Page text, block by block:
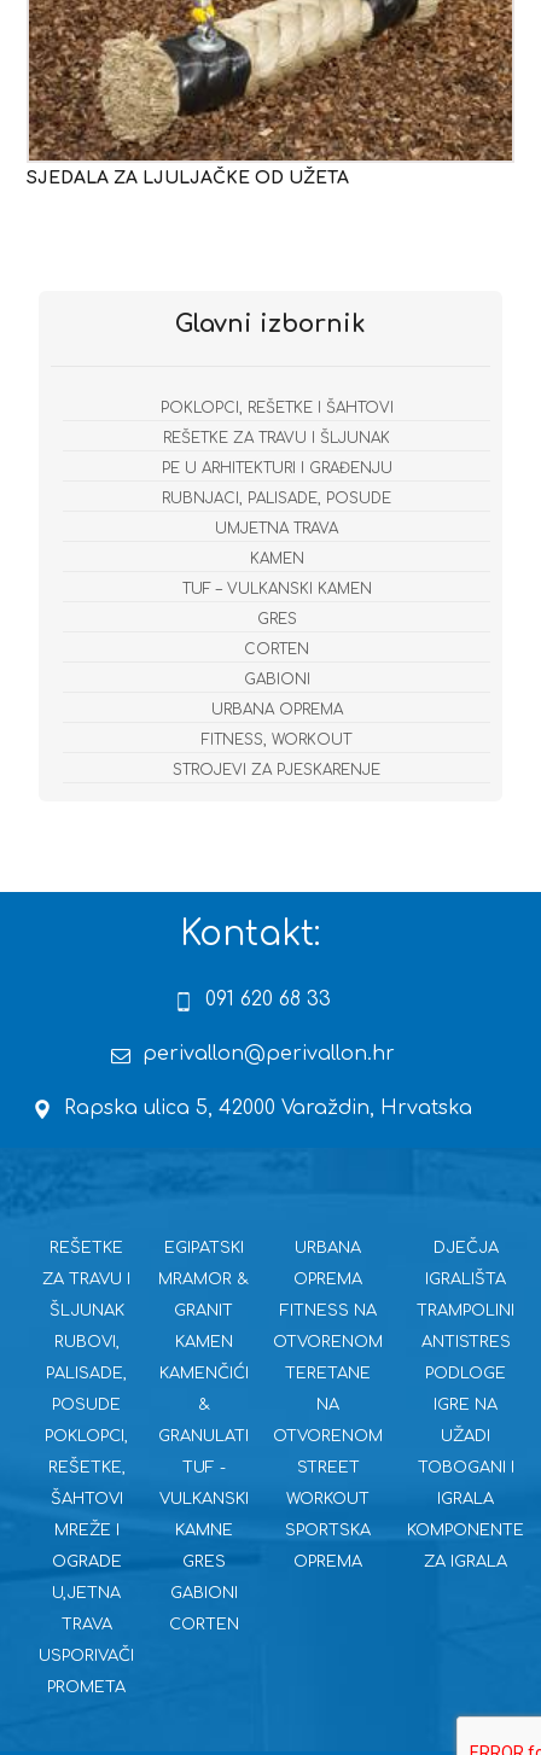
SJEDALA ZA LJULJAČKE OD UŽETA
Glavni izbornik
POKLOPCI, REŠETKE I ŠAHTOVI
REŠETKE ZA TRAVU I ŠLJUNAK
PE U ARHITEKTURI I GRAĐENJU
RUBNJACI, PALISADE, POSUDE
UMJETNA TRAVA
KAMEN
TUF – VULKANSKI KAMEN
GRES
CORTEN
GABIONI
URBANA OPREMA
FITNESS, WORKOUT
STROJEVI ZA PJESKARENJE
Kontakt:
091 620 68 33
perivallon@perivallon.hr
Rapska ulica 5, 42000 Varaždin, Hrvatska
REŠETKE
ZA TRAVU I
ŠLJUNAK
RUBOVI,
PALISADE,
POSUDE
POKLOPCI,
REŠETKE,
ŠAHTOVI
MREŽE I
OGRADE
U,JETNA
TRAVA
USPORIVAČI
PROMETA
EGIPATSKI
MRAMOR &
GRANIT
KAMEN
KAMENČIĆI
&
GRANULATI
TUF -
VULKANSKI
KAMNE
GRES
GABIONI
CORTEN
URBANA
OPREMA
FITNESS NA
OTVORENOM
TERETANE
NA
OTVORENOM
STREET
WORKOUT
SPORTSKA
OPREMA
DJEČJA
IGRALIŠTA
TRAMPOLINI
ANTISTRES
PODLOGE
IGRE NA
UŽADI
TOBOGANI I
IGRALA
KOMPONENTE
ZA IGRALA